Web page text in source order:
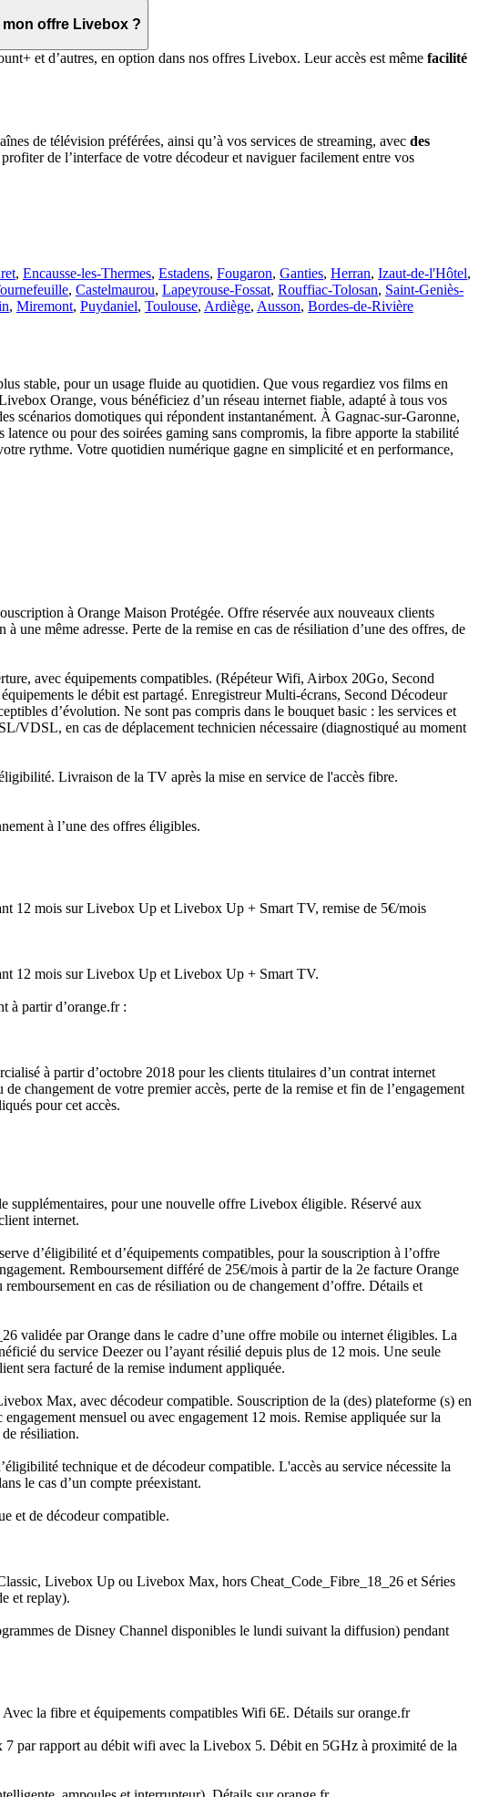
offre Livebox ?
et d’autres, en option dans nos offres Livebox. Leur accès est même facilité
de télévision préférées, ainsi qu’à vos services de streaming, avec des
de l’interface de votre décodeur et naviguer facilement entre vos
, Encausse-les-Thermes, Estadens, Fougaron, Ganties, Herran, Izaut-de-l'Hôtel,
, Castelmaurou, Lapeyrouse-Fossat, Rouffiac-Tolosan, Saint-Geniès-
, Miremont, Puydaniel, Toulouse, Ardiège, Ausson, Bordes-de-Rivière
stable, pour un usage fluide au quotidien. Que vous regardiez vos films en
Orange, vous bénéficiez d’un réseau internet fiable, adapté à tous vos
scénarios domotiques qui répondent instantanément. À Gagnac-sur-Garonne,
ou pour des soirées gaming sans compromis, la fibre apporte la stabilité
rythme. Votre quotidien numérique gagne en simplicité et en performance,
à Orange Maison Protégée. Offre réservée aux nouveaux clients
une même adresse. Perte de la remise en cas de résiliation d’une des offres, de
avec équipements compatibles. (Répéteur Wifi, Airbox 20Go, Second
le débit est partagé. Enregistreur Multi-écrans, Second Décodeur
d’évolution. Ne sont pas compris dans le bouquet basic : les services et
VDSL, en cas de déplacement technicien nécessaire (diagnostiqué au moment
Livraison de la TV après la mise en service de l'accès fibre.
à l’une des offres éligibles.
12 mois sur Livebox Up et Livebox Up + Smart TV, remise de 5€/mois
12 mois sur Livebox Up et Livebox Up + Smart TV.
à partir d’orange.fr :
à partir d’octobre 2018 pour les clients titulaires d’un contrat internet
changement de votre premier accès, perte de la remise et fin de l’engagement
pour cet accès.
supplémentaires, pour une nouvelle offre Livebox éligible. Réservé aux
internet.
d’éligibilité et d’équipements compatibles, pour la souscription à l’offre
Remboursement différé de 25€/mois à partir de la 2e facture Orange
en cas de résiliation ou de changement d’offre. Détails et
validée par Orange dans le cadre d’une offre mobile ou internet éligibles. La
du service Deezer ou l’ayant résilié depuis plus de 12 mois. Une seule
sera facturé de la remise indument appliquée.
Max, avec décodeur compatible. Souscription de la (des) plateforme (s) en
mensuel ou avec engagement 12 mois. Remise appliquée sur la
résiliation.
technique et de décodeur compatible. L'accès au service nécessite la
le cas d’un compte préexistant.
et de décodeur compatible.
Livebox Up ou Livebox Max, hors Cheat_Code_Fibre_18_26 et Séries
et replay).
de Disney Channel disponibles le lundi suivant la diffusion) pendant
la fibre et équipements compatibles Wifi 6E. Détails sur orange.fr
par rapport au débit wifi avec la Livebox 5. Débit en 5GHz à proximité de la